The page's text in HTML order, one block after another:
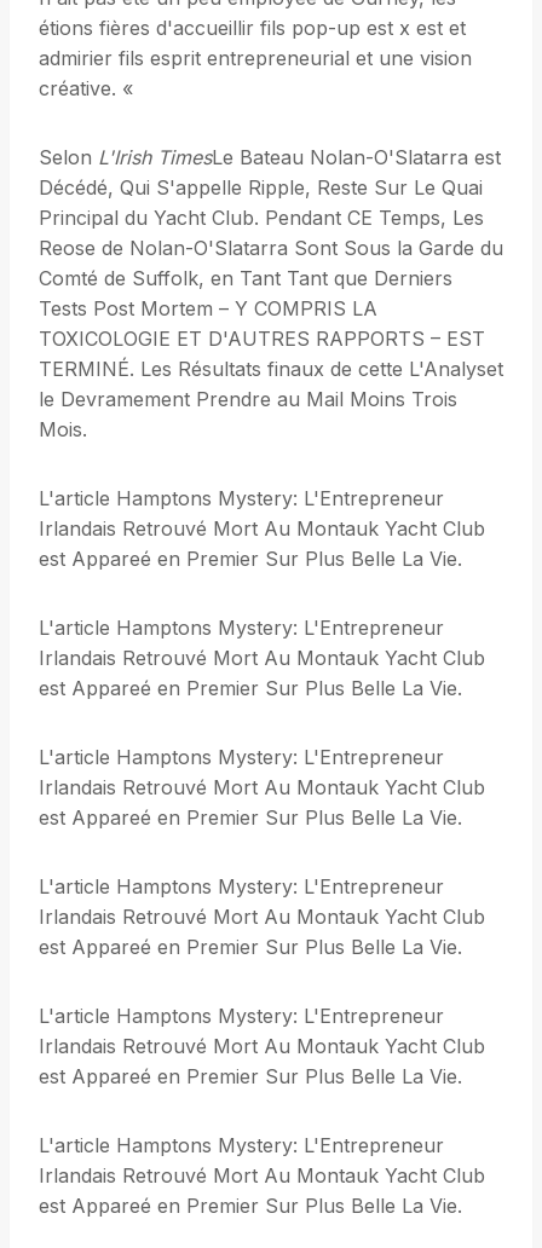
étions fières d'accueillir fils pop-up est x est et
admirier fils esprit entrepreneurial et une vision
créative. «
Selon L'Irish TimesLe Bateau Nolan-O'Slatarra est
Décédé, Qui S'appelle Ripple, Reste Sur Le Quai
Principal du Yacht Club. Pendant CE Temps, Les
Reose de Nolan-O'Slatarra Sont Sous la Garde du
Comté de Suffolk, en Tant Tant que Derniers
Tests Post Mortem – Y COMPRIS LA
TOXICOLOGIE ET D'AUTRES RAPPORTS – EST
TERMINÉ. Les Résultats finaux de cette L'Analyset
le Devramement Prendre au Mail Moins Trois
Mois.
L'article Hamptons Mystery: L'Entrepreneur
Irlandais Retrouvé Mort Au Montauk Yacht Club
est Appareé en Premier Sur Plus Belle La Vie.
L'article Hamptons Mystery: L'Entrepreneur
Irlandais Retrouvé Mort Au Montauk Yacht Club
est Appareé en Premier Sur Plus Belle La Vie.
L'article Hamptons Mystery: L'Entrepreneur
Irlandais Retrouvé Mort Au Montauk Yacht Club
est Appareé en Premier Sur Plus Belle La Vie.
L'article Hamptons Mystery: L'Entrepreneur
Irlandais Retrouvé Mort Au Montauk Yacht Club
est Appareé en Premier Sur Plus Belle La Vie.
L'article Hamptons Mystery: L'Entrepreneur
Irlandais Retrouvé Mort Au Montauk Yacht Club
est Appareé en Premier Sur Plus Belle La Vie.
L'article Hamptons Mystery: L'Entrepreneur
Irlandais Retrouvé Mort Au Montauk Yacht Club
est Appareé en Premier Sur Plus Belle La Vie.